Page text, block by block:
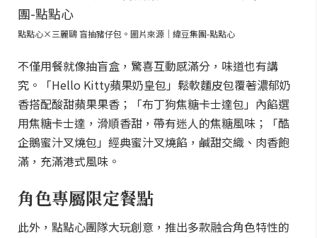
點點心×三麗鷗 盲抽豬仔包。圖片來源｜緯豆集團-點點心
不僅用餐就像抽盲盒，驚喜互動感滿分，味道也有講
究。「Hello Kitty蘋果奶皇包」鬆軟麵皮包覆著濃郁奶
香搭配酸甜蘋果果香；「布丁狗焦糖卡士達包」內餡選
用焦糖卡士達，滑順香甜，帶有迷人的焦糖風味；「酷
企鵝蜜汁叉燒包」經典蜜汁叉燒餡，鹹甜交織、肉香飽
滿，充滿港式風味。
角色專屬限定餐點
此外，點點心團隊大玩創意，推出多款融合角色特性的